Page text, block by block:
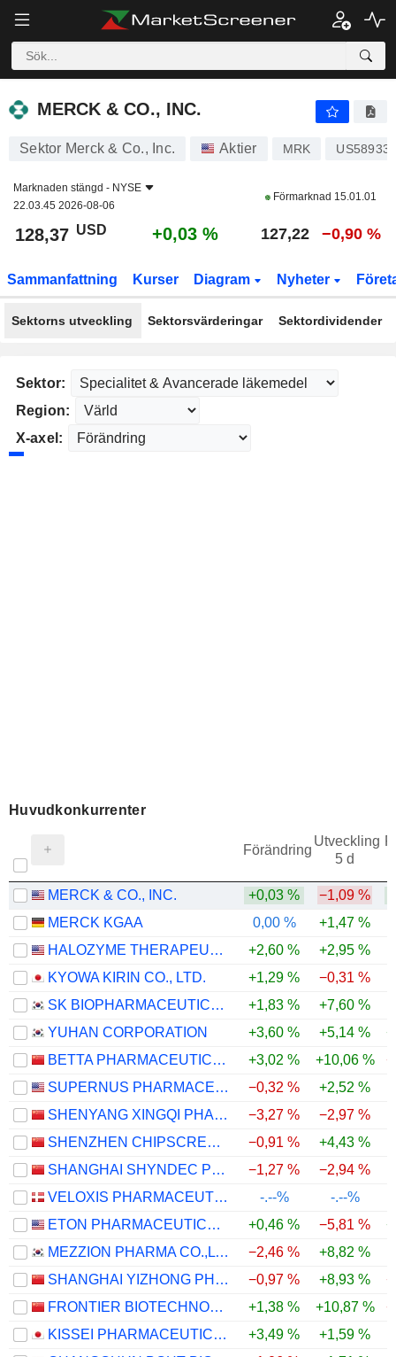
MERCK & CO., INC.
MERCK & CO., INC.
Sektor Merck & Co., Inc. Aktier MRK
Marknaden stängd - NYSE
22.03.45 2026-08-06
Förmarknad 15.01.01
128,37 USD +0,03 % 127,22 −0,90 %
Sammanfattning Kurser Diagram Nyheter
Sektorns utveckling Sektorsvärderingar Sektordividender
Sektor:
Region:
X-axel:
Huvudkonkurrenter
Förändring
Utveckling
5 d
MERCK & CO., INC. +0,03 % −1,09 %
MERCK KGAA
0,00 % +1,47 %
HALOZYME THERAPEUTICS, INC.
+2,60 % +2,95 %
KYOWA KIRIN CO., LTD.
+1,29 % −0,31 %
SK BIOPHARMACEUTICALS CO., LTD.
+1,83 % +7,60 %
YUHAN CORPORATION
+3,60 % +5,14 %
BETTA PHARMACEUTICALS CO., LTD.
+3,02 % +10,06 %
SUPERNUS PHARMACEUTICALS, INC.
−0,32 % +2,52 %
SHENYANG XINGQI PHARMACEUTICAL CO.,LTD.
−3,27 % −2,97 %
SHENZHEN CHIPSCREEN BIOSCIENCES CO., LTD.
−0,91 % +4,43 %
SHANGHAI SHYNDEC PHARMACEUTICAL CO., LTD.
−1,27 % −2,94 %
VELOXIS PHARMACEUTICALS A/S
-.--%
-.--%
ETON PHARMACEUTICALS, INC.
+0,46 % −5,81 %
MEZZION PHARMA CO.,LTD.
−2,46 % +8,82 %
SHANGHAI YIZHONG PHARMACEUTICAL CO., LTD.
−0,97 % +8,93 %
FRONTIER BIOTECHNOLOGIES INC.
+1,38 % +10,87 %
KISSEI PHARMACEUTICAL CO., LTD.
+3,49 % +1,59 %